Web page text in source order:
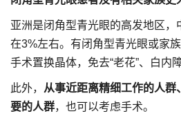
亚洲是闭角型青光眼的高发地区
在3%左右。有闭角型青光眼或家
手术置换晶体，免去“老花”、白内
此外， 从事近距离精细工作的人
要的人群，也可以考虑手术。